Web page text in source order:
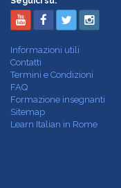
Informazioni utili
Contatti
Termini e Condizioni
FAQ
Formazione insegnanti
Sitemap
Learn Italian in Rome